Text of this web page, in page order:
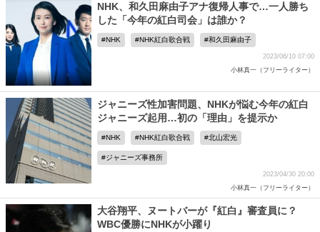
NHK、和久田麻由子アナ復帰人事で…一人勝ち
した「今年の紅白司会」は誰か？
NHK NHK紅白歌合戦 和久田麻由子
2023/06/10 07:00
小林真一（フリーライター）
ジャニーズ性加害問題、NHKが悩む今年の紅白
ジャニーズ起用…初の「理由」を提示か
NHK NHK紅白歌合戦 北山宏光
ジャニーズ事務所
2023/04/30 20:00
小林真一（フリーライター）
大谷翔平、ヌートバーが『紅白』審査員に？
WBC優勝にNHKが小躍り